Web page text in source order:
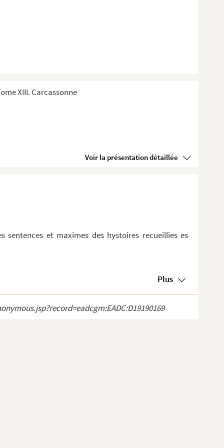
XIII. Carcassonne
Voir la présentation détaillée
et maximes des hystoires recueillies es
Plus